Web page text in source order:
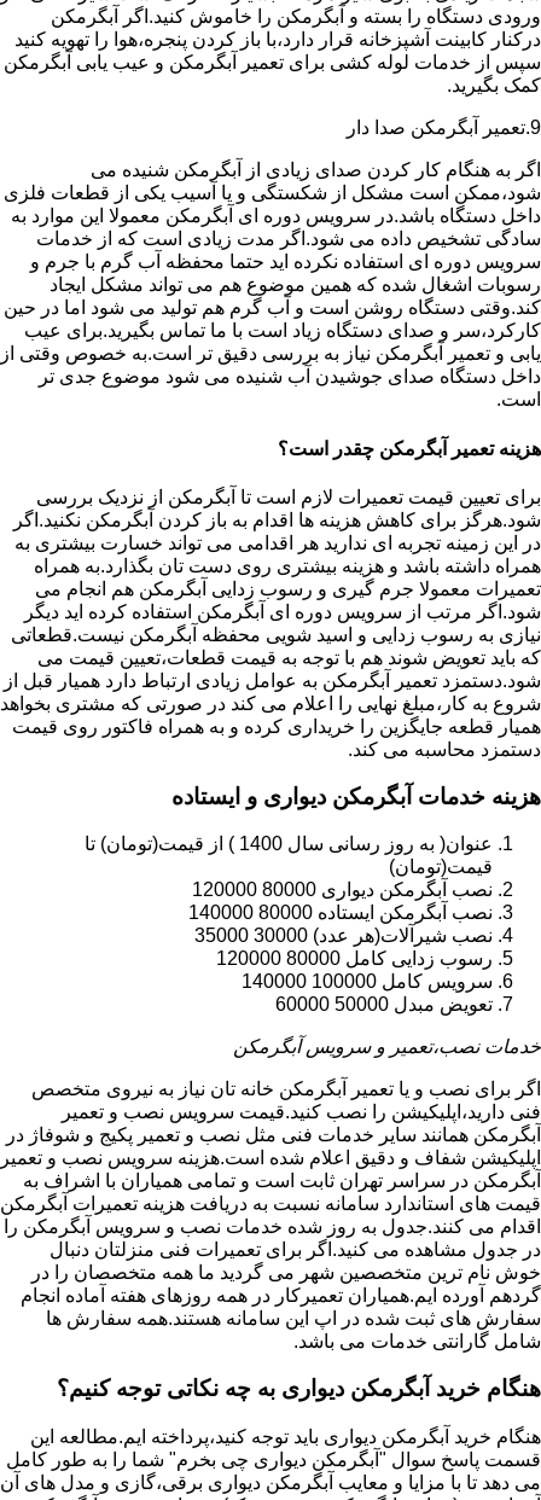
ورودی دستگاه را بسته و آبگرمکن را خاموش کنید.اگر آبگرمکن
درکنار کابینت آشپزخانه قرار دارد،با باز کردن پنجره،هوا را تهویه کنید
سپس از خدمات لوله کشی برای تعمیر آبگرمکن و عیب یابی آبگرمکن
کمک بگیرید.
9.تعمیر آبگرمکن صدا دار
اگر به هنگام کار کردن صدای زیادی از آبگرمکن شنیده می
شود،ممکن است مشکل از شکستگی و یا آسیب یکی از قطعات فلزی
داخل دستگاه باشد.در سرویس دوره ای آبگرمکن معمولا این موارد به
سادگی تشخیص داده می شود.اگر مدت زیادی است که از خدمات
سرویس دوره ای استفاده نکرده اید حتما محفظه آب گرم با جرم و
رسوبات اشغال شده که همین موضوع هم می تواند مشکل ایجاد
کند.وقتی دستگاه روشن است و آب گرم هم تولید می شود اما در حین
کارکرد،سر و صدای دستگاه زیاد است با ما تماس بگیرید.برای عیب
یابی و تعمیر آبگرمکن نیاز به بررسی دقیق تر است.به خصوص وقتی از
داخل دستگاه صدای جوشیدن آب شنیده می شود موضوع جدی تر
است.
هزینه تعمیر آبگرمکن چقدر است؟
برای تعیین قیمت تعمیرات لازم است تا آبگرمکن از نزدیک بررسی
شود.هرگز برای کاهش هزینه ها اقدام به باز کردن آبگرمکن نکنید.اگر
در این زمینه تجربه ای ندارید هر اقدامی می تواند خسارت بیشتری به
همراه داشته باشد و هزینه بیشتری روی دست تان بگذارد.به همراه
تعمیرات معمولا جرم گیری و رسوب زدایی آبگرمکن هم انجام می
شود.اگر مرتب از سرویس دوره ای آبگرمکن استفاده کرده اید دیگر
نیازی به رسوب زدایی و اسید شویی محفظه آبگرمکن نیست.قطعاتی
که باید تعویض شوند هم با توجه به قیمت قطعات،تعیین قیمت می
شود.دستمزد تعمیر آبگرمکن به عوامل زیادی ارتباط دارد همیار قبل از
شروع به کار،مبلغ نهایی را اعلام می کند در صورتی که مشتری بخواهد
همیار قطعه جایگزین را خریداری کرده و به همراه فاکتور روی قیمت
دستمزد محاسبه می کند.
هزینه خدمات آبگرمکن دیواری و ایستاده
عنوان( به روز رسانی سال 1400 ) از قیمت(تومان) تا
قیمت(تومان)
نصب آبگرمکن دیواری 80000 120000
نصب آبگرمکن ایستاده 80000 140000
نصب شیرآلات(هر عدد) 30000 35000
رسوب زدایی کامل 80000 120000
سرویس کامل 100000 140000
تعویض مبدل 50000 60000
خدمات نصب،تعمیر و سرویس آبگرمکن
اگر برای نصب و یا تعمیر آبگرمکن خانه تان نیاز به نیروی متخصص
فنی دارید،اپلیکیشن را نصب کنید.قیمت سرویس نصب و تعمیر
آبگرمکن همانند سایر خدمات فنی مثل نصب و تعمیر پکیج و شوفاژ در
اپلیکیشن شفاف و دقیق اعلام شده است.هزینه سرویس نصب و تعمیر
آبگرمکن در سراسر تهران ثابت است و تمامی همیاران با اشراف به
قیمت های استاندارد سامانه نسبت به دریافت هزینه تعمیرات آبگرمکن
اقدام می کنند.جدول به روز شده خدمات نصب و سرویس آبگرمکن را
در جدول مشاهده می کنید.اگر برای تعمیرات فنی منزلتان دنبال
خوش نام ترین متخصصین شهر می گردید ما همه متخصصان را در
گردهم آورده ایم.همیاران تعمیرکار در همه روزهای هفته آماده انجام
سفارش های ثبت شده در اپ این سامانه هستند.همه سفارش ها
شامل گارانتی خدمات می باشد.
هنگام خرید آبگرمکن دیواری به چه نکاتی توجه کنیم؟
هنگام خرید آبگرمکن دیواری باید توجه کنید،پرداخته ایم.مطالعه این
قسمت پاسخ سوال "آبگرمکن دیواری چی بخرم" شما را به طور کامل
می دهد تا با مزایا و معایب آبگرمکن دیواری برقی،گازی و مدل های آن